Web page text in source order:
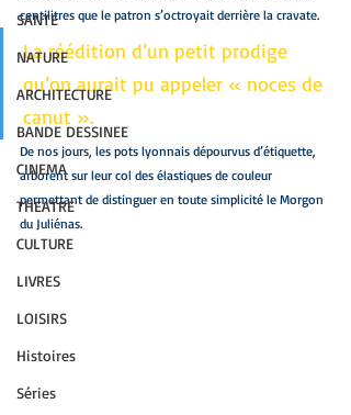
SANTE
NATURE
ARCHITECTURE
BANDE DESSINEE
CINEMA
THEATRE
CULTURE
LIVRES
LOISIRS
Histoires
Séries
centilitres que le patron s’octroyait derrière la cravate.
La réédition d’un petit prodige
qu’on aurait pu appeler « noces de
canut ».
De nos jours, les pots lyonnais dépourvus d’étiquette,
arborent sur leur col des élastiques de couleur
permettant de distinguer en toute simplicité le Morgon
du Juliénas.